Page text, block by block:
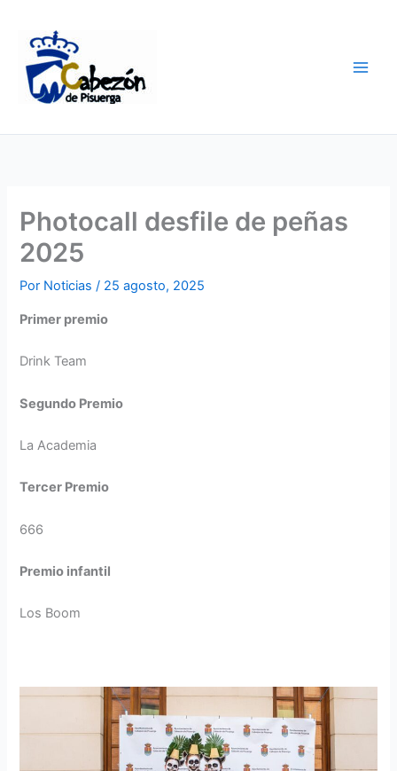
contenido
Photocall desfile de peñas
2025
Por Noticias/ 25 agosto, 2025
Primer premio
Drink Team
Segundo Premio
La Academia
Tercer Premio
666
Premio infantil
Los Boom